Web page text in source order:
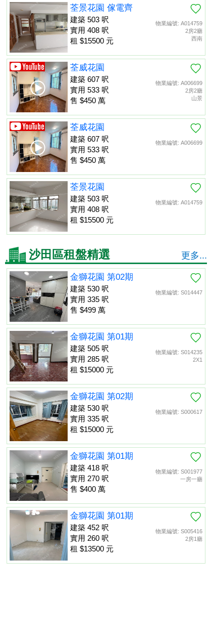
物業編號: A014759
2房2廳
西南
荃景花園 傢電齊
建築 503 呎
實用 408 呎
租 $15500 元
物業編號: A006699
2房2廳
山景
荃威花園
建築 607 呎
實用 533 呎
售 $450 萬
物業編號: A006699
荃威花園
建築 607 呎
實用 533 呎
售 $450 萬
物業編號: A014759
荃景花園
建築 503 呎
實用 408 呎
租 $15500 元
沙田區租盤精選 更多...
物業編號: S014447
金獅花園 第02期
建築 530 呎
實用 335 呎
售 $499 萬
物業編號: S014235
2X1
金獅花園 第01期
建築 505 呎
實用 285 呎
租 $15000 元
物業編號: S000617
金獅花園 第02期
建築 530 呎
實用 335 呎
租 $15000 元
物業編號: S001977
一房一廳
金獅花園 第01期
建築 418 呎
實用 270 呎
售 $400 萬
物業編號: S005416
2房1廳
金獅花園 第01期
建築 452 呎
實用 260 呎
租 $13500 元